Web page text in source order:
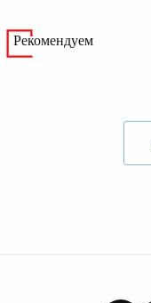
Рекомендуем